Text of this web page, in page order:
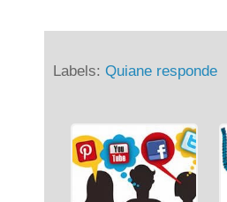
Labels: Quiane responde